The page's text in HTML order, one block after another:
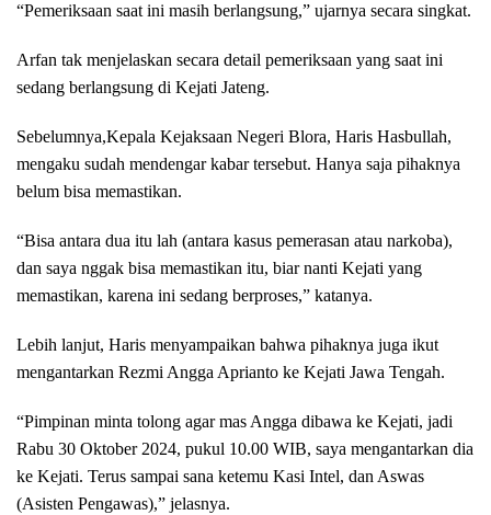
“Pemeriksaan saat ini masih berlangsung,” ujarnya secara singkat.
Arfan tak menjelaskan secara detail pemeriksaan yang saat ini
sedang berlangsung di Kejati Jateng.
Sebelumnya,Kepala Kejaksaan Negeri Blora, Haris Hasbullah,
mengaku sudah mendengar kabar tersebut. Hanya saja pihaknya
belum bisa memastikan.
“Bisa antara dua itu lah (antara kasus pemerasan atau narkoba),
dan saya nggak bisa memastikan itu, biar nanti Kejati yang
memastikan, karena ini sedang berproses,” katanya.
Lebih lanjut, Haris menyampaikan bahwa pihaknya juga ikut
mengantarkan Rezmi Angga Aprianto ke Kejati Jawa Tengah.
“Pimpinan minta tolong agar mas Angga dibawa ke Kejati, jadi
Rabu 30 Oktober 2024, pukul 10.00 WIB, saya mengantarkan dia
ke Kejati. Terus sampai sana ketemu Kasi Intel, dan Aswas
(Asisten Pengawas),” jelasnya.